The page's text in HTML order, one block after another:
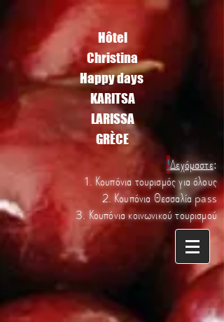
Hôtel
Christina
Happy days
KARITSA
LARISSA
GRÈCE
!Δεχόμαστε:
1. Κουπόνια τουρισμός για όλους
2. Κουπόνια Θεσσαλία pass
3. Κουπόνια κοινωνικού τουρισμού